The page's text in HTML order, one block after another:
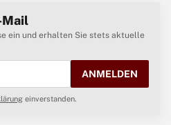
Mail
ein und erhalten Sie stets aktuelle
ANMELDEN
einverstanden.